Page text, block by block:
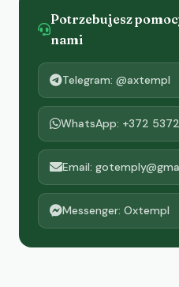
Potrzebujesz
nami
Telegram: @axtempl
WhatsApp: +372
Email:
Messenger: Oxtempl